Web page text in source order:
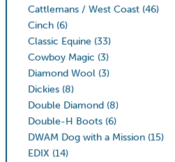
Cattlemans / West Coast (46)
Cinch (6)
Classic Equine (33)
Cowboy Magic (3)
Diamond Wool (3)
Dickies (8)
Double Diamond (8)
Double-H Boots (6)
DWAM Dog with a Mission (15)
EDIX (14)